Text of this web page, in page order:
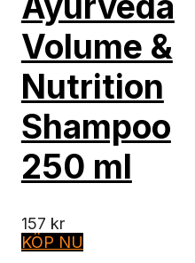
Volume &
Nutrition
Shampoo
250 ml
157 kr
KÖP NU